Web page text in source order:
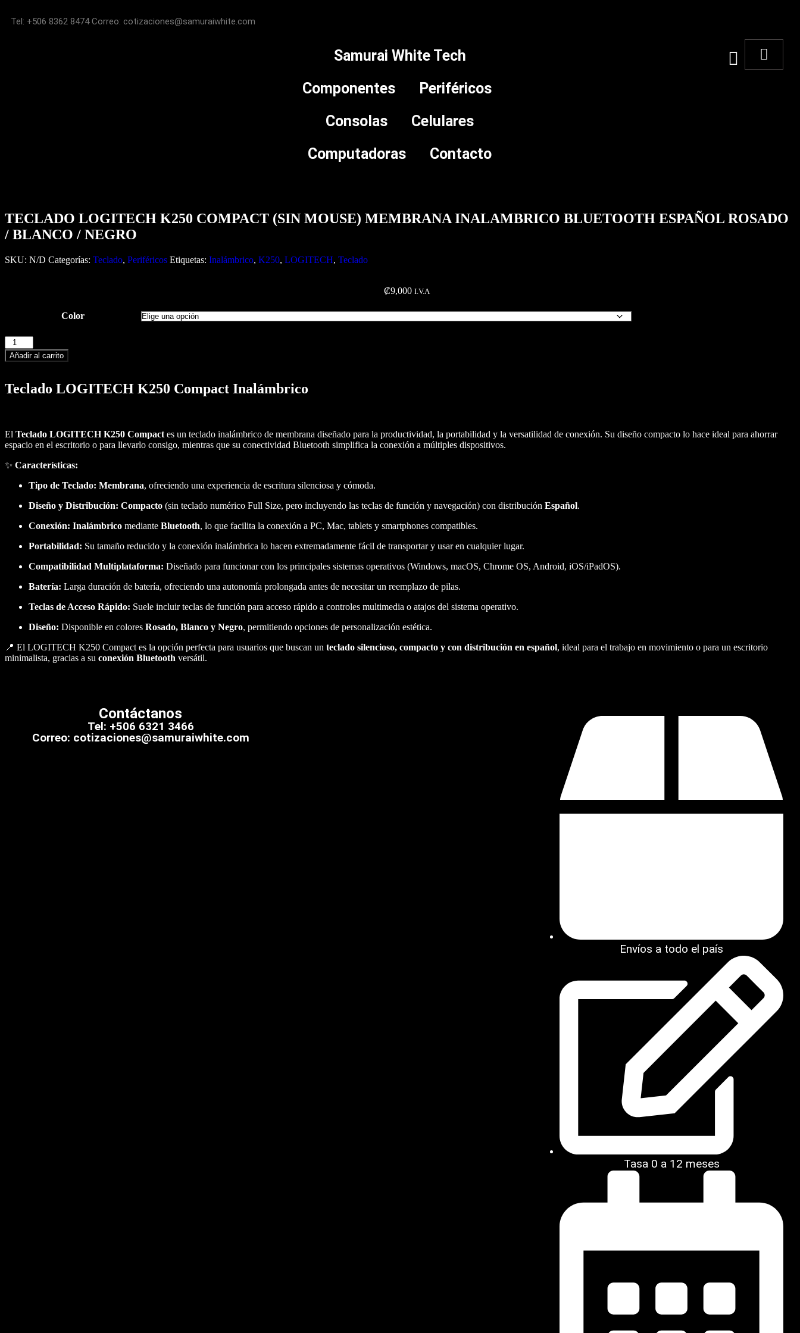
Tel: +506 8362 8474Correo: cotizaciones@samuraiwhite.com
Samurai White Tech
Componentes
Periféricos
Consolas
Celulares
Computadoras
Contacto
TECLADO LOGITECH K250 COMPACT (SIN MOUSE) MEMBRANA INALAMBRICO BLUETOOTH ESPAÑOL ROSADO
/ BLANCO / NEGRO
SKU: N/D Categorías: Teclado, Periféricos Etiquetas: Inalámbrico, K250, LOGITECH, Teclado
₡9,000 I.V.A
Color
Añadir al carrito
Teclado LOGITECH K250 Compact Inalámbrico
El Teclado LOGITECH K250 Compact es un teclado inalámbrico de membrana diseñado para la productividad, la portabilidad y la versatilidad de conexión. Su diseño compacto lo hace ideal para ahorrar
espacio en el escritorio o para llevarlo consigo, mientras que su conectividad Bluetooth simplifica la conexión a múltiples dispositivos.
✨ Características:
Tipo de Teclado: Membrana, ofreciendo una experiencia de escritura silenciosa y cómoda.
Diseño y Distribución: Compacto (sin teclado numérico Full Size, pero incluyendo las teclas de función y navegación) con distribución Español.
Conexión: Inalámbrico mediante Bluetooth, lo que facilita la conexión a PC, Mac, tablets y smartphones compatibles.
Portabilidad: Su tamaño reducido y la conexión inalámbrica lo hacen extremadamente fácil de transportar y usar en cualquier lugar.
Compatibilidad Multiplataforma: Diseñado para funcionar con los principales sistemas operativos (Windows, macOS, Chrome OS, Android, iOS/iPadOS).
Batería: Larga duración de batería, ofreciendo una autonomía prolongada antes de necesitar un reemplazo de pilas.
Teclas de Acceso Rápido: Suele incluir teclas de función para acceso rápido a controles multimedia o atajos del sistema operativo.
Diseño: Disponible en colores Rosado, Blanco y Negro, permitiendo opciones de personalización estética.
📍 El LOGITECH K250 Compact es la opción perfecta para usuarios que buscan un teclado silencioso, compacto y con distribución en español, ideal para el trabajo en movimiento o para un escritorio
minimalista, gracias a su conexión Bluetooth versátil.
Contáctanos
Tel: +506 6321 3466
Correo: cotizaciones@samuraiwhite.com
Envíos a todo el país
Tasa 0 a 12 meses